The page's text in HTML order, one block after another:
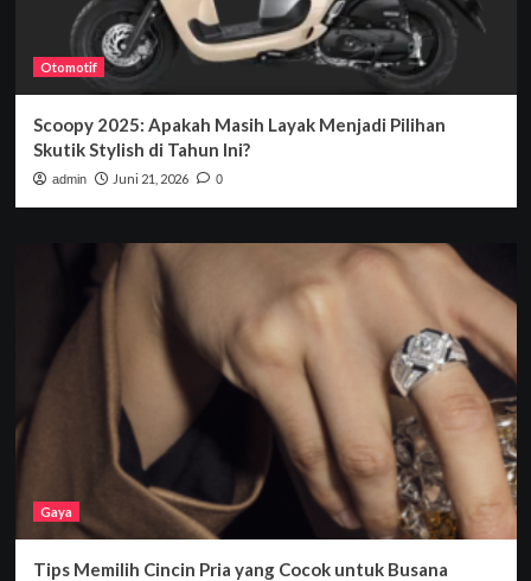
Otomotif
Scoopy 2025: Apakah Masih Layak Menjadi Pilihan
Skutik Stylish di Tahun Ini?
admin Juni 21, 2026 0
Gaya
Tips Memilih Cincin Pria yang Cocok untuk Busana